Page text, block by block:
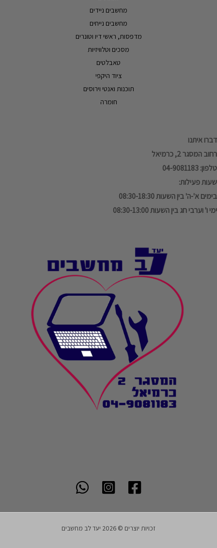
מחשבים ניידים
מחשבים נייחים
מדפסות, ראשי דיו וטונרים
מסכים וטלוויזיות
טאבלטים
ציוד היקפי
תוכנות ואנטי וירוסים
חומרה
דברו איתנו
רחוב המסגר 2, כרמיאל
טלפון: 04-9081183
שעות פעילות:
בימים א'-ה' בין השעות 08:30-18:30
ימי ו' וערבי חג בין השעות 08:30-13:00
זכויות יוצרים © 2026 יעד לב מחשבים